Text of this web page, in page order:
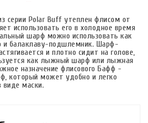
серии Polar Buff утеплен флисом от
использовать его в холодное время
шарф можно использовать как
и балаклаву-подшлемник. Шарф-
и плотно сидит на голове,
как лыжный шарф или лыжная
назначение флисового Бафф -
который может удобно и легко
виде маски.